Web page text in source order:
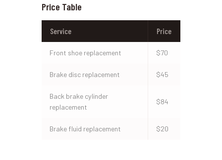
Price Table
Service Price
Front shoe replacement $70
Brake disc replacement $45
Back brake cylinder
replacement
$84
Brake fluid replacement $20